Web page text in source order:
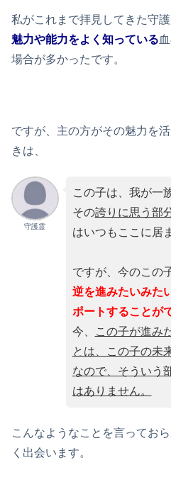
私がこれまで拝見してきた守
魅力や能力をよく知っている
場合が多かったです。
ですが、主の方がその魅力を
きは、
守護霊
この子は、我が一
その誇りに思う部
はいつもここに居
ですが、今のこの
逆を進みたいみた
ポートすることが
今、
この子が進み
とは、この子の未
なので、そういう
はありません。
こんなようなことを言ってお
く出会います。